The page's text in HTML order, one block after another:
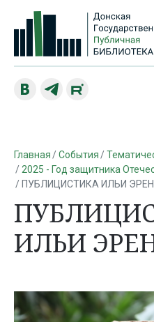
Главная События
2025 - Год защитника
ПУБЛИЦИСТИКА ИЛЬИ
ИЛЬИ